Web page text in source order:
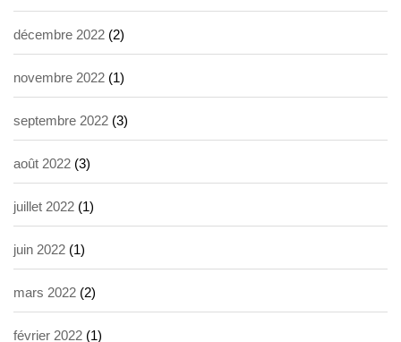
décembre 2022 (2)
novembre 2022 (1)
septembre 2022 (3)
août 2022 (3)
juillet 2022 (1)
juin 2022 (1)
mars 2022 (2)
février 2022 (1)